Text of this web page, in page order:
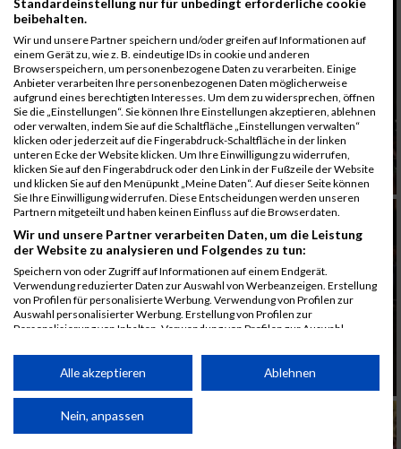
Standardeinstellung nur für unbedingt erforderliche cookie
beibehalten.
Wir und unsere Partner speichern und/oder greifen auf Informationen auf
einem Gerät zu, wie z. B. eindeutige IDs in cookie und anderen
Browserspeichern, um personenbezogene Daten zu verarbeiten. Einige
Anbieter verarbeiten Ihre personenbezogenen Daten möglicherweise
aufgrund eines berechtigten Interesses. Um dem zu widersprechen, öffnen
Sie die „Einstellungen“. Sie können Ihre Einstellungen akzeptieren, ablehnen
oder verwalten, indem Sie auf die Schaltfläche „Einstellungen verwalten“
klicken oder jederzeit auf die Fingerabdruck-Schaltfläche in der linken
unteren Ecke der Website klicken. Um Ihre Einwilligung zu widerrufen,
klicken Sie auf den Fingerabdruck oder den Link in der Fußzeile der Website
und klicken Sie auf den Menüpunkt „Meine Daten“. Auf dieser Seite können
Sie Ihre Einwilligung widerrufen. Diese Entscheidungen werden unseren
Partnern mitgeteilt und haben keinen Einfluss auf die Browserdaten.
Wir und unsere Partner verarbeiten Daten, um die Leistung
der Website zu analysieren und Folgendes zu tun:
Speichern von oder Zugriff auf Informationen auf einem Endgerät.
Verwendung reduzierter Daten zur Auswahl von Werbeanzeigen. Erstellung
von Profilen für personalisierte Werbung. Verwendung von Profilen zur
Auswahl personalisierter Werbung. Erstellung von Profilen zur
Personalisierung von Inhalten. Verwendung von Profilen zur Auswahl
Performance von Inhalten. Analyse von Zielgruppen durch Statistiken oder
Kombinationen von Daten aus verschiedenen Quellen. Entwicklung und
von Inhalten.
Daten können außerhalb der Europäischen Union weitergegeben und in die
Alle akzeptieren Ablehnen
Nein, anpassen